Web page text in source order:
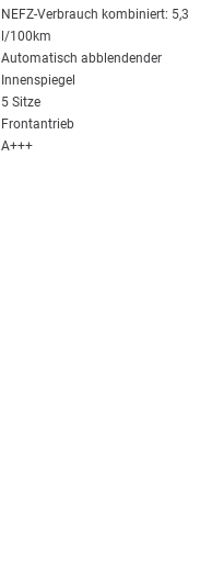
NEFZ-Verbrauch kombiniert: 5,3
l/100km
Automatisch abblendender
Innenspiegel
5 Sitze
Frontantrieb
A+++